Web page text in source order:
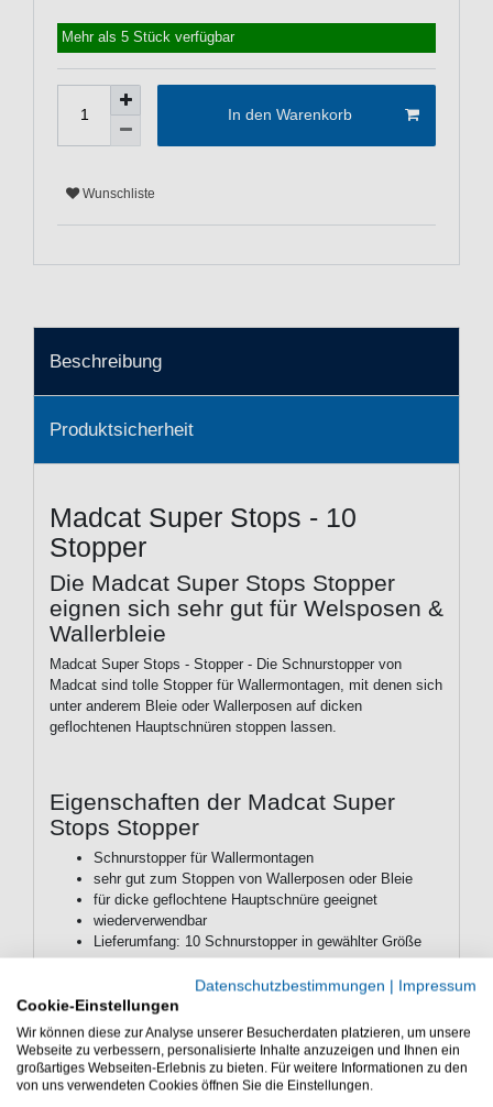
Mehr als 5 Stück verfügbar
In den Warenkorb
Wunschliste
Beschreibung
Produktsicherheit
Madcat Super Stops - 10
Stopper
Die Madcat Super Stops Stopper
eignen sich sehr gut für Welsposen &
Wallerbleie
Madcat Super Stops - Stopper - Die Schnurstopper von
Madcat sind tolle Stopper für Wallermontagen, mit denen sich
unter anderem Bleie oder Wallerposen auf dicken
geflochtenen Hauptschnüren stoppen lassen.
Eigenschaften der Madcat Super
Stops Stopper
Schnurstopper für Wallermontagen
sehr gut zum Stoppen von Wallerposen oder Bleie
für dicke geflochtene Hauptschnüre geeignet
wiederverwendbar
Lieferumfang: 10 Schnurstopper in gewählter Größe
Die Madcat Super Stops Stopper sind gut für
Posenmontagen zum Welsangeln. Die Blei-Stopper sind
gut für Welsbleie beim Abspannen & Bojenangeln auf
Wels.
Datenschutzbestimmungen | Impressum
Cookie-Einstellungen
Wir können diese zur Analyse unserer Besucherdaten platzieren, um unsere
Webseite zu verbessern, personalisierte Inhalte anzuzeigen und Ihnen ein
großartiges Webseiten-Erlebnis zu bieten. Für weitere Informationen zu den
von uns verwendeten Cookies öffnen Sie die Einstellungen.